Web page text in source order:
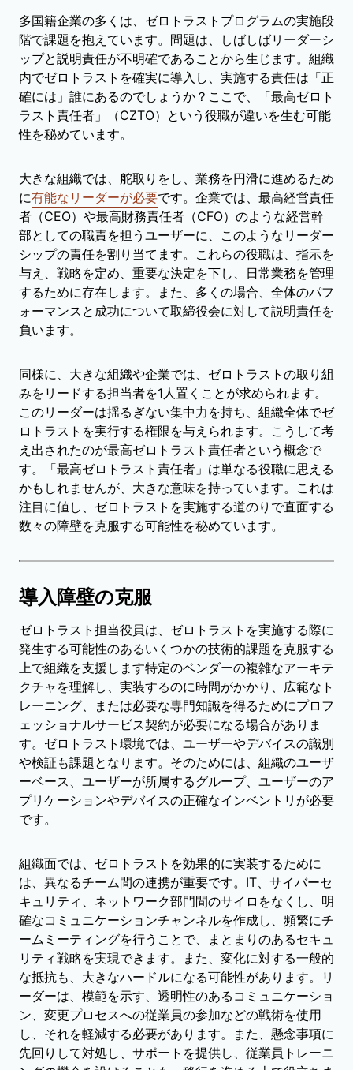
多国籍企業の多くは、ゼロトラストプログラムの実施段
階で課題を抱えています。問題は、しばしばリーダーシ
ップと説明責任が不明確であることから生じます。組織
内でゼロトラストを確実に導入し、実施する責任は「正
確には」誰にあるのでしょうか？ここで、「最高ゼロト
ラスト責任者」（CZTO）という役職が違いを生む可能
性を秘めています。
大きな組織では、舵取りをし、業務を円滑に進めるため
に有能なリーダーが必要です。企業では、最高経営責任
者（CEO）や最高財務責任者（CFO）のような経営幹
部としての職責を担うユーザーに、このようなリーダー
シップの責任を割り当てます。これらの役職は、指示を
与え、戦略を定め、重要な決定を下し、日常業務を管理
するために存在します。また、多くの場合、全体のパフ
ォーマンスと成功について取締役会に対して説明責任を
負います。
同様に、大きな組織や企業では、ゼロトラストの取り組
みをリードする担当者を1人置くことが求められます。
このリーダーは揺るぎない集中力を持ち、組織全体でゼ
ロトラストを実行する権限を与えられます。こうして考
え出されたのが最高ゼロトラスト責任者という概念で
す。「最高ゼロトラスト責任者」は単なる役職に思える
かもしれませんが、大きな意味を持っています。これは
注目に値し、ゼロトラストを実施する道のりで直面する
数々の障壁を克服する可能性を秘めています。
導入障壁の克服
ゼロトラスト担当役員は、ゼロトラストを実施する際に
発生する可能性のあるいくつかの技術的課題を克服する
上で組織を支援します特定のベンダーの複雑なアーキテ
クチャを理解し、実装するのに時間がかかり、広範なト
レーニング、または必要な専門知識を得るためにプロフ
ェッショナルサービス契約が必要になる場合がありま
す。ゼロトラスト環境では、ユーザーやデバイスの識別
や検証も課題となります。そのためには、組織のユーザ
ーベース、ユーザーが所属するグループ、ユーザーのア
プリケーションやデバイスの正確なインベントリが必要
です。
組織面では、ゼロトラストを効果的に実装するために
は、異なるチーム間の連携が重要です。IT、サイバーセ
キュリティ、ネットワーク部門間のサイロをなくし、明
確なコミュニケーションチャンネルを作成し、頻繁にチ
ームミーティングを行うことで、まとまりのあるセキュ
リティ戦略を実現できます。また、変化に対する一般的
な抵抗も、大きなハードルになる可能性があります。リ
ーダーは、模範を示す、透明性のあるコミュニケーショ
ン、変更プロセスへの従業員の参加などの戦術を使用
し、それを軽減する必要があります。また、懸念事項に
先回りして対処し、サポートを提供し、従業員トレーニ